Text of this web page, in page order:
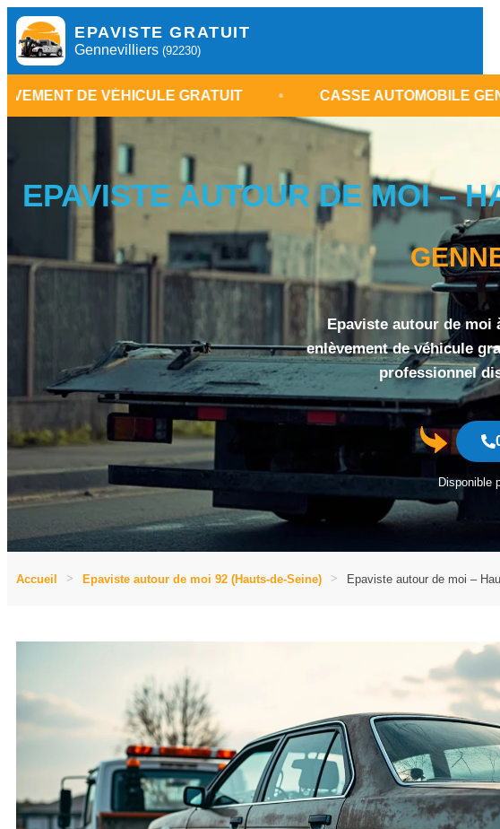
EPAVISTE GRATUIT
Gennevilliers (92230)
GRATUIT • CASSE AUTOMOBILE GENNEVILLIERS
EPAVISTE AUTOUR DE MOI –
Epaviste autour de moi
enlèvement de véhicule
professionnel
Disponible
Accueil Epaviste autour de moi 92 (Hauts-de-Seine) Epaviste autour de moi –